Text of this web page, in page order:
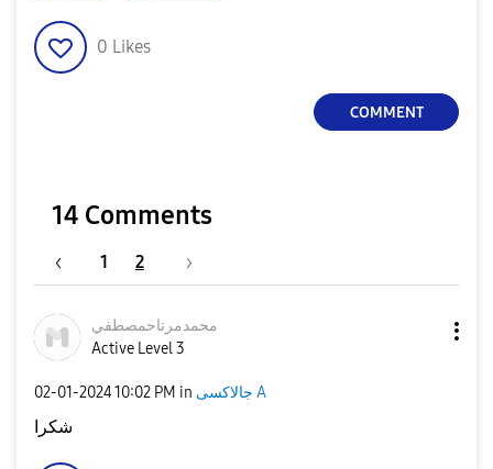
0 Likes
COMMENT
14 Comments
1 2
محمدمرتاحمصطفي
Active Level 3
‎02-01-202410:02 PM in جالاكسى A
شكرا